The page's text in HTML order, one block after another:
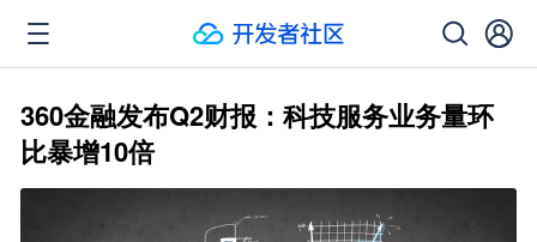
360金融发布Q2财报：科技服务业务量环
比暴增10倍